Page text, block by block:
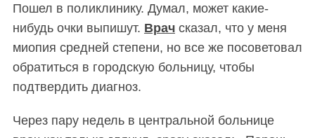
Пошел в поликлинику. Думал, может какие-
нибудь очки выпишут. Врач сказал, что у меня
миопия средней степени, но все же посоветовал
обратиться в городскую больницу, чтобы
подтвердить диагноз.
Через пару недель в центральной больнице